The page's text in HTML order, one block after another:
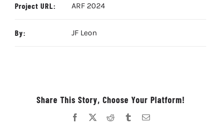
Project URL: ARF 2024
By: JF Leon
Share This Story, Choose Your Platform!
Facebook Reddit TumblrCorreo